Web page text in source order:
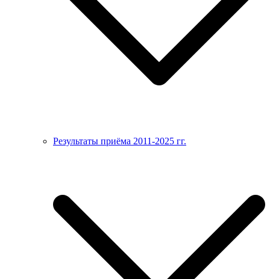
Результаты приёма 2011-2025 гг.